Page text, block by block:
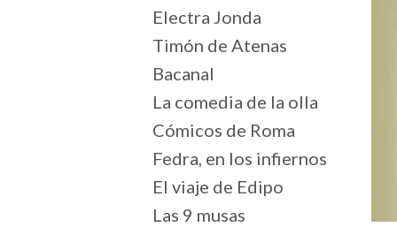
Electra Jonda
Timón de Atenas
Bacanal
La comedia de la olla
Cómicos de Roma
Fedra, en los infiernos
El viaje de Edipo
Las 9 musas